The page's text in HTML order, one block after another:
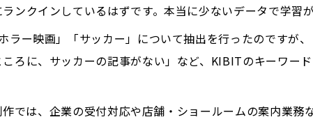
ンクインしているはずです。本当に少ないデータで学習
ラー映画」「サッカー」について抽出を行ったのですが
ろに、サッカーの記事がない」など、KIBITのキーワー
では、企業の受付対応や店舗・ショールームの案内業務